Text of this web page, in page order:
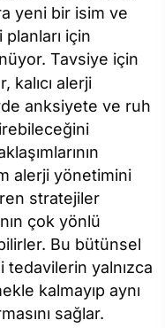
yeni bir isim ve
için
Tavsiye için
kalıcı alerji
anksiyete ve ruh
alerji yönetimini
stratejiler
çok yönlü
Bu bütünsel
tedavilerin yalnızca
kalmayıp aynı
sağlar.